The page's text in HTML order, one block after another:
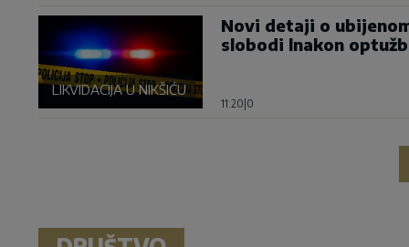
LIKVIDACIJA U NIKŠIĆU
Novi detaji o
slobodi lnakon
11:20|0